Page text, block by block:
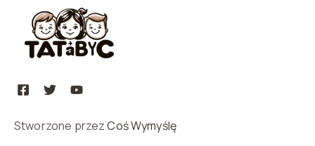
Stworzone przezCoś Wymyślę